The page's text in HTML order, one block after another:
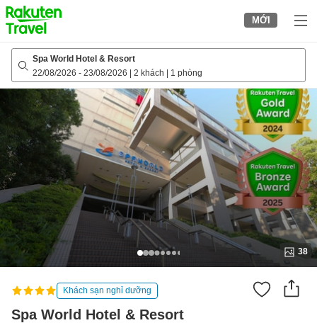
to
top
page
MỚI
Spa World Hotel & Resort
22/08/2026 - 23/08/2026 2 khách 1 phòng
38
Khách sạn nghỉ dưỡng
Spa World Hotel & Resort